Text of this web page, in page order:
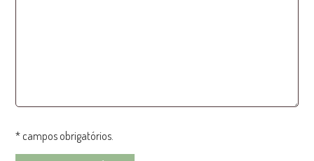
* campos obrigatórios.